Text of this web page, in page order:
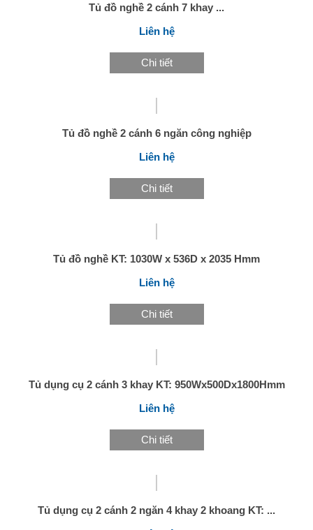
Tủ đồ nghề 2 cánh 7 khay ...
Liên hệ
Chi tiết
Tủ đồ nghề 2 cánh 6 ngăn công nghiệp
Liên hệ
Chi tiết
Tủ đồ nghề KT: 1030W x 536D x 2035 Hmm
Liên hệ
Chi tiết
Tủ dụng cụ 2 cánh 3 khay KT: 950Wx500Dx1800Hmm
Liên hệ
Chi tiết
Tủ dụng cụ 2 cánh 2 ngăn 4 khay 2 khoang KT: ...